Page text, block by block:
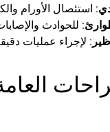
: استئصال الأورام
: للحوادث
: لإجراء عمليات